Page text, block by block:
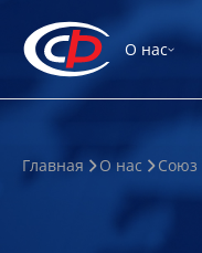
О нас
Главная О нас Союз